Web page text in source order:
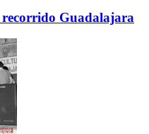
Guadalajara